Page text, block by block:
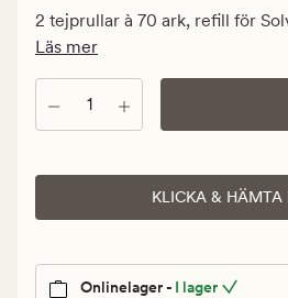
kr.
Ordinarie
2 tejprullar à 70 ark, refill för
Läs mer
Antal
KLICKA & HÄMTA
Onlinelager - I lager